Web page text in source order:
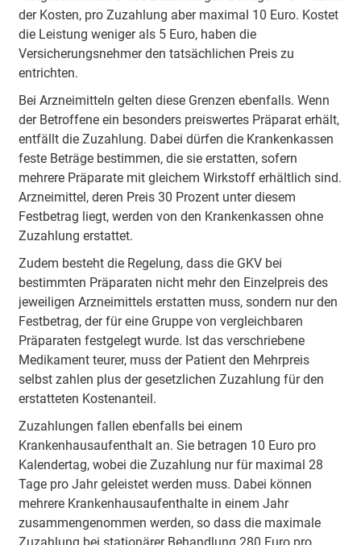
der Kosten, pro Zuzahlung aber maximal 10 Euro. Kostet
die Leistung weniger als 5 Euro, haben die
Versicherungsnehmer den tatsächlichen Preis zu
entrichten.
Bei Arzneimitteln gelten diese Grenzen ebenfalls. Wenn
der Betroffene ein besonders preiswertes Präparat erhält,
entfällt die Zuzahlung. Dabei dürfen die Krankenkassen
feste Beträge bestimmen, die sie erstatten, sofern
mehrere Präparate mit gleichem Wirkstoff erhältlich sind.
Arzneimittel, deren Preis 30 Prozent unter diesem
Festbetrag liegt, werden von den Krankenkassen ohne
Zuzahlung erstattet.
Zudem besteht die Regelung, dass die GKV bei
bestimmten Präparaten nicht mehr den Einzelpreis des
jeweiligen Arzneimittels erstatten muss, sondern nur den
Festbetrag, der für eine Gruppe von vergleichbaren
Präparaten festgelegt wurde. Ist das verschriebene
Medikament teurer, muss der Patient den Mehrpreis
selbst zahlen plus der gesetzlichen Zuzahlung für den
erstatteten Kostenanteil.
Zuzahlungen fallen ebenfalls bei einem
Krankenhausaufenthalt an. Sie betragen 10 Euro pro
Kalendertag, wobei die Zuzahlung nur für maximal 28
Tage pro Jahr geleistet werden muss. Dabei können
mehrere Krankenhausaufenthalte in einem Jahr
zusammengenommen werden, so dass die maximale